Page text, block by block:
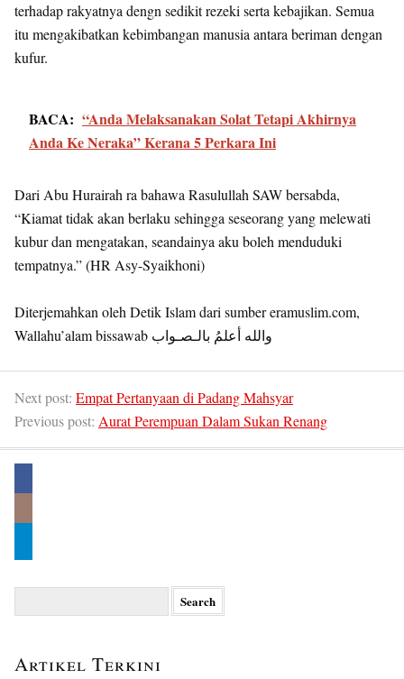
terhadap rakyatnya dengn sedikit rezeki serta kebajikan. Semua
itu mengakibatkan kebimbangan manusia antara beriman dengan
kufur.
BACA: “Anda Melaksanakan Solat Tetapi Akhirnya
Anda Ke Neraka” Kerana 5 Perkara Ini
Dari Abu Hurairah ra bahawa Rasulullah SAW bersabda,
“Kiamat tidak akan berlaku sehingga seseorang yang melewati
kubur dan mengatakan, seandainya aku boleh menduduki
tempatnya.” (HR Asy-Syaikhoni)
Diterjemahkan oleh Detik Islam dari sumber eramuslim.com,
Wallahu’alam bissawab والله أعلمُ بالـصـواب
Next post: Empat Pertanyaan di Padang Mahsyar
Previous post: Aurat Perempuan Dalam Sukan Renang
Artikel Terkini